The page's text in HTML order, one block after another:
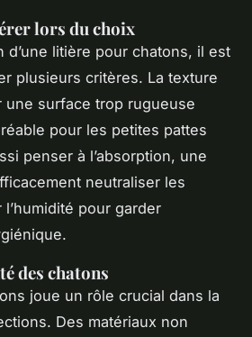
lors du choix
d’une litière pour chatons, il est
plusieurs critères. La texture
une surface trop rugueuse
pour les petites pattes
penser à l’absorption, une
neutraliser les
pour garder
des chatons
joue un rôle crucial dans la
Des matériaux non